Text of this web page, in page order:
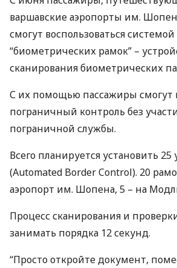
варшавские аэропорты им.
смогут воспользоваться системой
“биометрических рамок” –
сканирования биометрических
С их помощью пассажиры смогут
пограничный контроль без
пограничной службы.
Всего планируется установить 25
(Automated Border Control). 20
аэропорт им. Шопена, 5 – на
Процесс сканирования и
занимать порядка 12 секунд.
“Просто откройте документ,